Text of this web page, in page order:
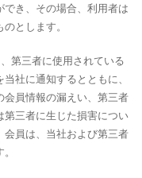
き、その場合、利用者は
とします。
第三者に使用されている
社に通知するとともに、
員情報の漏えい、第三者
三者に生じた損害につい
員は、当社および第三者